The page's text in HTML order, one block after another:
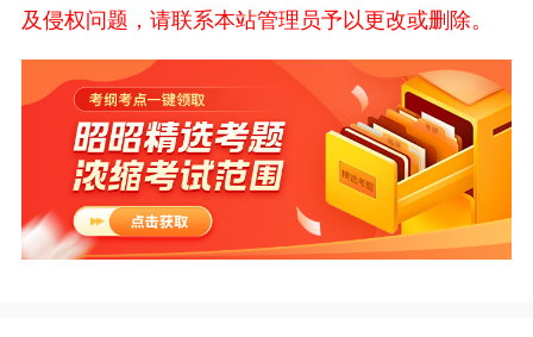
及侵权问题，请联系本站管理员予以更改或删除。